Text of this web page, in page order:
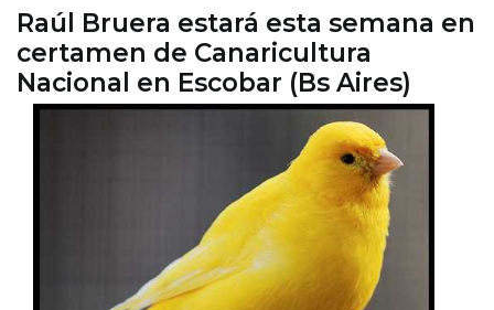
Raúl Bruera estará esta semana en
certamen de Canaricultura
Nacional en Escobar (Bs Aires)